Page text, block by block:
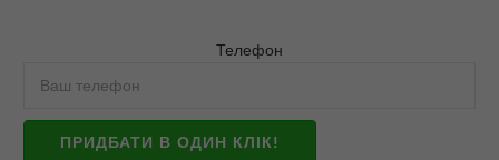
Телефон
ПРИДБАТИ В ОДИН КЛІК!